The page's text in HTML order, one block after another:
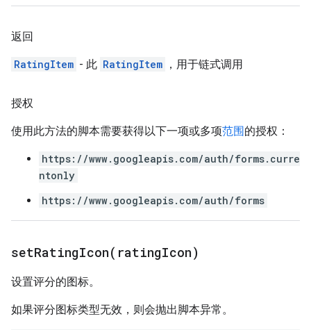
返回
RatingItem - 此 RatingItem ，用于链式调用
授权
使用此方法的脚本需要获得以下一项或多项范围的授权：
https://www.googleapis.com/auth/forms.curre
ntonly
https://www.googleapis.com/auth/forms
setRatingIcon( ratingIcon)
设置评分的图标。
如果评分图标类型无效，则会抛出脚本异常。